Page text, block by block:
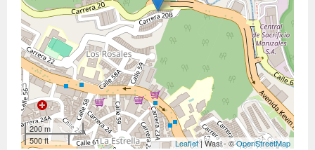
200 m
500 ft
Leaflet| Wasi - ©OpenStreetMap